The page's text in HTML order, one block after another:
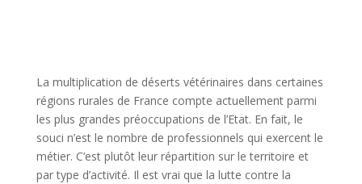
La multiplication de déserts vétérinaires dans certaines
régions rurales de France compte actuellement parmi
les plus grandes préoccupations de l’Etat. En fait, le
souci n’est le nombre de professionnels qui exercent le
métier. C’est plutôt leur répartition sur le territoire et
par type d’activité. Il est vrai que la lutte contre la